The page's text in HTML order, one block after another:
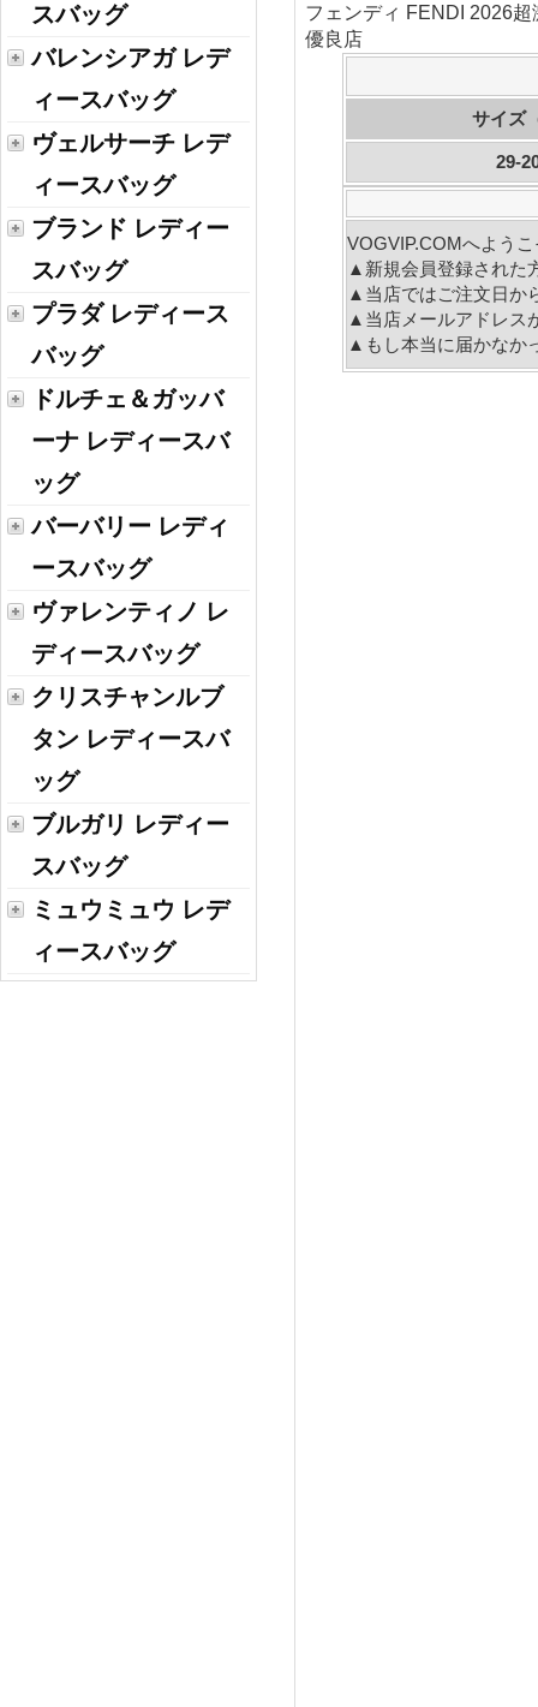
スバッグ
バレンシアガ レデ
ィースバッグ
ヴェルサーチ レデ
ィースバッグ
ブランド レディー
スバッグ
プラダ レディース
バッグ
ドルチェ＆ガッバ
ーナ レディースバ
ッグ
バーバリー レディ
ースバッグ
ヴァレンティノ レ
ディースバッグ
クリスチャンルブ
タン レディースバ
ッグ
ブルガリ レディー
スバッグ
ミュウミュウ レデ
ィースバッグ
フェンディ FENDI 2026
優良店
サイズ
29-
VOGVIP.COMへよう
▲新規会員登録された
▲当店ではご注文日か
▲当店メールアドレス
▲もし本当に届かなか